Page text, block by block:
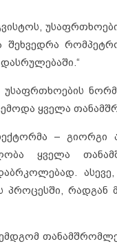
შეხვედრა
ყველა
– გიორგი
ყველა
პროცესში,